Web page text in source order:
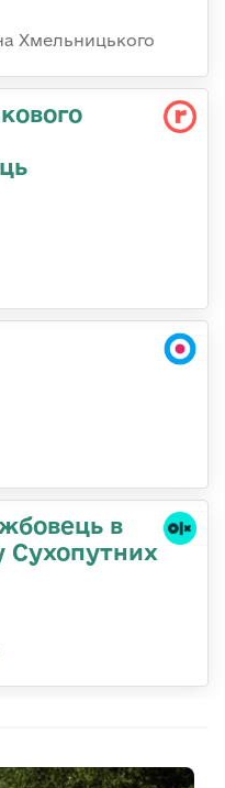
Хмельницького
в
Сухопутних